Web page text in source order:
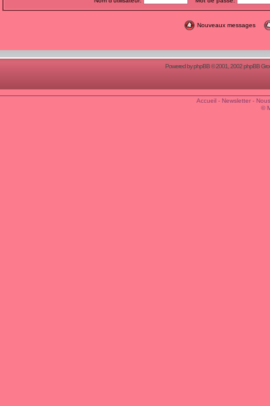
Nouveaux messages
Powered byphpBB© 2001, 2002 phpBB
Accueil- Newsletter-
©